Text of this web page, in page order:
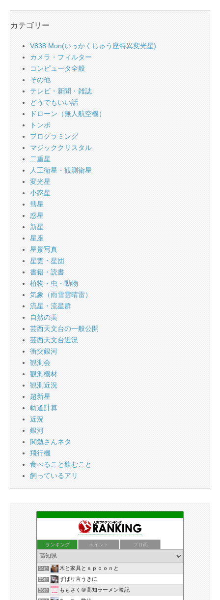
カテゴリー
V838 Mon(いっかくじゅう座特異変光星)
カメラ・フィルター
コンピュータ全般
その他
テレビ・新聞・雑誌
どうでもいい話
ドローン（無人航空機）
トンボ
プログラミング
マジッククリスタル
二重星
人工衛星・観測衛星
変光星
小惑星
彗星
惑星
新星
星座
星景写真
星雲・星団
書籍・読書
植物・虫・動物
気象（雨雪雲晴雷）
流星・流星群
自然の美
芸西天文台の一般公開
芸西天文台近況
衝突銀河
観測会
観測機材
観測近況
超新星
軌道計算
近況
銀河
関勉さんネタ
飛行機
食べること飲むこと
飼っているアリ
ランキング ポイント ブロ画
54位 木と家具とｓｐｏｏｎと
55位 ずばり言うきに
56位 ももさく＠高知ラーメン喰記